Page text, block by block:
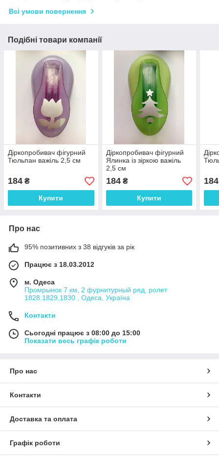
Всі умови повернення
Подібні товари компанії
Діркопробивач фігурний
Тюльпан важіль 2,5 см
184 ₴
Купити
Діркопробивач фігурний
Ялинка із зіркою важіль
2,5 см
184₴
Купити
184
Про нас
95% позитивних з 38 відгуків за рік
Працює з 18.03.2012
м. Одеса
Промрынок 7 км, 2 фурнитурный ряд, ролет
1828.1829,1830 , Одеса, Україна
Контакти
Сьогодні працює з 08:00 до 15:00
Показати весь графік роботи
Про нас
Контакти
Доставка та оплата
Графік роботи